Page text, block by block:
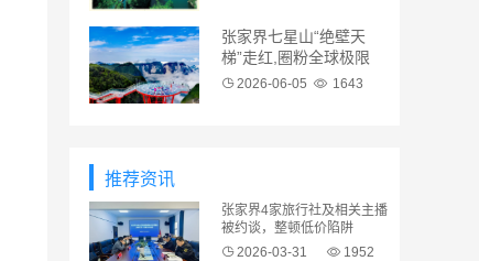
张家界七星山“绝壁天
梯”走红,圈粉全球极限
爱好者
2026-06-05 1643
推荐资讯
张家界4家旅行社及相关主播
被约谈，整顿低价陷阱
2026-03-31
1952